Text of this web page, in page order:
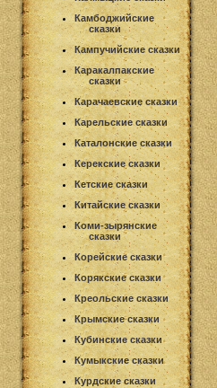
Камбоджийские
сказки
Кампучийские сказки
Каракалпакские
сказки
Карачаевские сказки
Карельские сказки
Каталонские сказки
Керекские сказки
Кетские сказки
Китайские сказки
Коми-зырянские
сказки
Корейские сказки
Корякские сказки
Креольские сказки
Крымские сказки
Кубинские сказки
Кумыкские сказки
Курдские сказки